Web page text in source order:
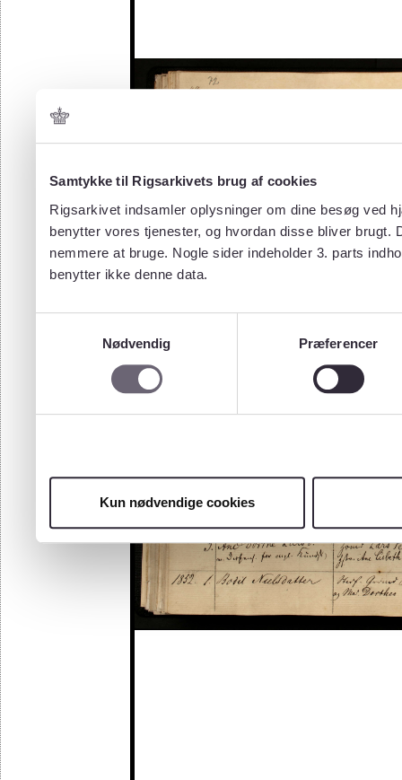
Samtykke til Rigsarkivets brug af cookies
Rigsarkivet indsamler oplysninger om dine besøg ved
benytter vores tjenester, og hvordan disse bliver
nemmere at bruge. Nogle sider indeholder 3. parts
benytter ikke denne data.
Nødvendig
Præferencer
Kun nødvendige cookies